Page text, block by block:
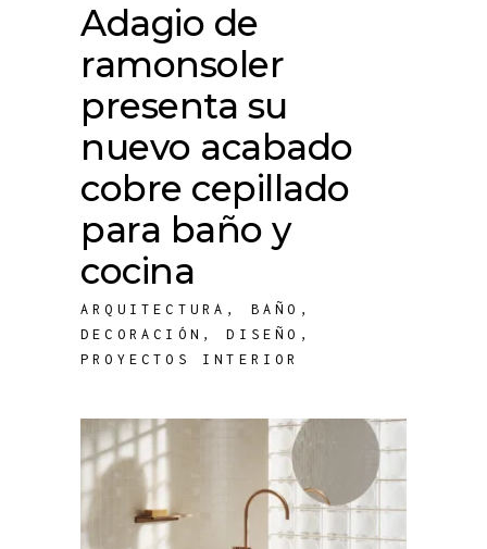
Adagio de
ramonsoler
presenta su
nuevo acabado
cobre cepillado
para baño y
cocina
ARQUITECTURA , BAÑO ,
DECORACIÓN ,DISEÑO ,
PROYECTOS INTERIOR